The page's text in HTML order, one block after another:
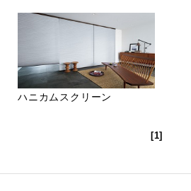
ハニカムスクリーン
[1]